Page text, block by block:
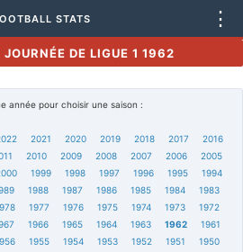
STATS ⋮
DE LIGUE 1 1962
année pour choisir une saison :
2021 2020 2019 2018 2017
2016
2010 2009 2008 2007 2006
2005
1999 1998 1997 1996 1995
1994
1988 1987 1986 1985 1984
1983
1977 1976 1975 1974 1973
1972
1966 1965 1964 1963 1962
1961
1955 1954 1953 1952 1951
1950